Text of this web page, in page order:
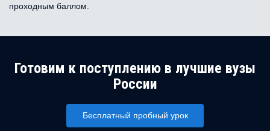
проходным баллом.
Готовим к поступлению в лучшие вузы
России
Бесплатный пробный урок